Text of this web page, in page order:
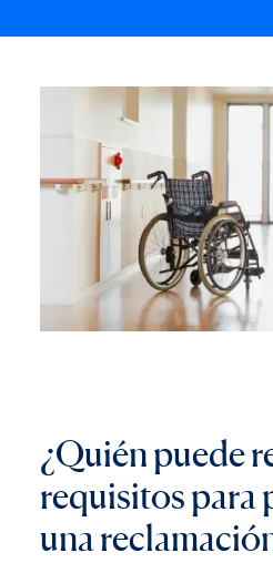
¿Quiénpueder
requisitospara
unareclamació